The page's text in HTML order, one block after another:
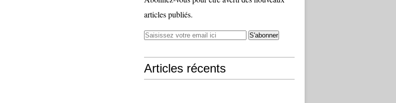
articles publiés.
Articles récents